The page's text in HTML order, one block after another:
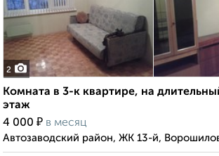
2
Комната в 3-к квартире, на
этаж
4 000 ₽ в месяц
Автозаводский район, ЖК 13-й,